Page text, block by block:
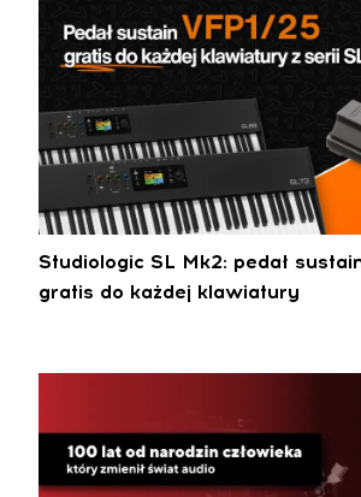
Studiologic SL Mk2: pedał
gratis do każdej klawiatury